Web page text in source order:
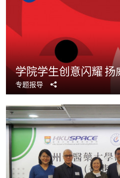
学院学生​​创意闪耀 扬
专题报导
享